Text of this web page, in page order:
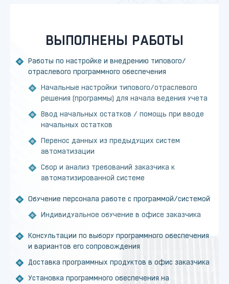
ВЫПОЛНЕНЫ РАБОТЫ
Работы по настройке и внедрению типового/
отраслевого программного обеспечения
Начальные настройки типового/отраслевого
решения (программы) для начала ведения учета
Ввод начальных остатков / помощь при вводе
начальных остатков
Перенос данных из предыдущих систем
автоматизации
Сбор и анализ требований заказчика к
автоматизированной системе
Обучение персонала работе с программой/системой
Индивидуальное обучение в офисе заказчика
Консультации по выбору программного обеспечения
и вариантов его сопровождения
Доставка программных продуктов в офис заказчика
Установка программного обеспечения на